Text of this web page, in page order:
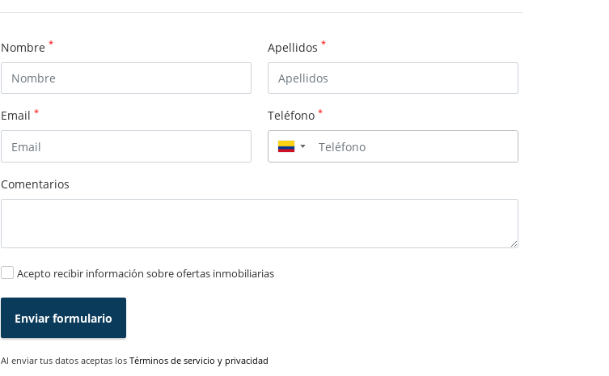
Nombre * Apellidos *
Email * Teléfono *
▼
Comentarios
Acepto recibir información sobre ofertas inmobiliarias
Enviar formulario
Al enviar tus datos aceptas los Términos de servicio y privacidad